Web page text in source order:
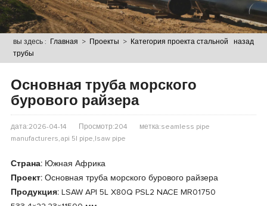
назад
вы здесь : Главная > Проекты >
Категория проекта стальной
трубы
Основная труба морского
бурового райзера
дата:2026-04-14 Просмотр:204
метка:seamless pipe
manufacturers,api 5l pipe,lsaw pipe
Страна:Южная Африка
Проект:Основная труба морского бурового райзера
Продукция:LSAW API 5L X80Q PSL2 NACE MR01750